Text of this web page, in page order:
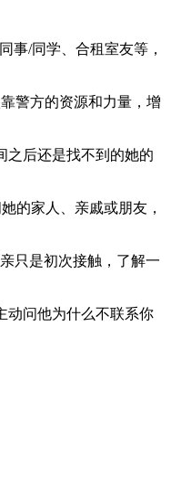
事/同学、合租室友等，
警方的资源和力量，增
之后还是找不到的她的
的家人、亲戚或朋友，
只是初次接触，了解一
动问他为什么不联系你